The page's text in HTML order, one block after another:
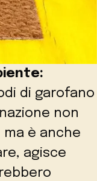
di garofano
non
è anche
agisce